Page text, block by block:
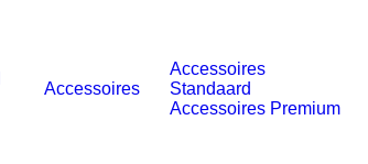
Accessoires
Accessoires
Standaard
Accessoires Premium